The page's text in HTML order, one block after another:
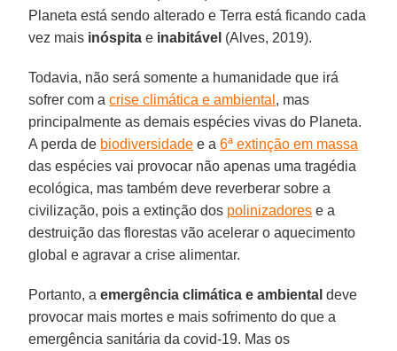
Planeta está sendo alterado e Terra está ficando cada
vez mais inóspita e inabitável (Alves, 2019).
Todavia, não será somente a humanidade que irá
sofrer com acrise climática e ambiental , mas
principalmente as demais espécies vivas do Planeta.
A perda de biodiversidade e a6ª extinção em massa
das espécies vai provocar não apenas uma tragédia
ecológica, mas também deve reverberar sobre a
civilização, pois a extinção dos polinizadores e a
destruição das florestas vão acelerar o aquecimento
global e agravar a crise alimentar.
Portanto, aemergência climática e ambiental deve
provocar mais mortes e mais sofrimento do que a
emergência sanitária da covid-19. Mas os